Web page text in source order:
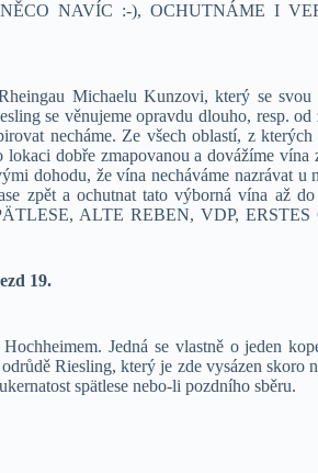
NAVÍC :-), OCHUTNÁME I
Michaelu Kunzovi, který se
se věnujeme opravdu dlouho, resp.
necháme. Ze všech oblastí, z
dobře zmapovanou a dovážíme
dohodu, že vína necháváme nazrávat u
zpět a ochutnat tato výborná vína až
ALTE REBEN, VDP,
19.
Jedná se vlastně o jeden
Riesling, který je zde vysázen skoro
spätlese nebo-li pozdního sběru.